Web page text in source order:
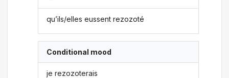
qu’ils/elles eussent rezozoté
Conditional mood
je rezozoterais